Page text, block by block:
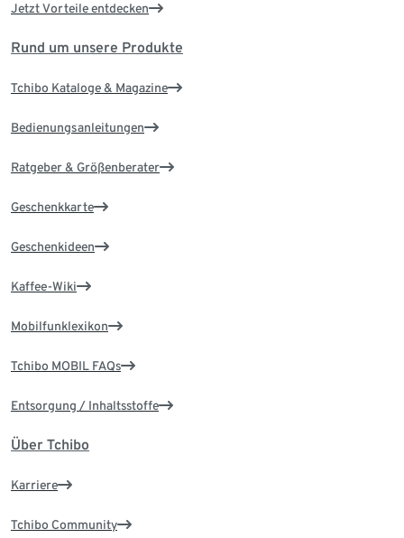
Jetzt Vorteile entdecken
Rund um unsere Produkte
Tchibo Kataloge & Magazine
Bedienungsanleitungen
Ratgeber & Größenberater
Geschenkkarte
Geschenkideen
Kaffee-Wiki
Mobilfunklexikon
Tchibo MOBIL FAQs
Entsorgung / Inhaltsstoffe
Über Tchibo
Karriere
Tchibo Community